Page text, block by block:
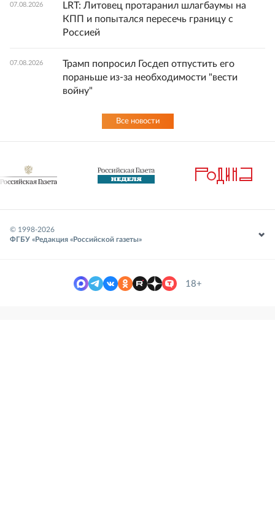
07.08.2026
LRT: Литовец протаранил шлагбаумы на
КПП и попытался пересечь границу с
Россией
07.08.2026
Трамп попросил Госдеп отпустить его
пораньше из-за необходимости "вести
войну"
Все новости
© 1998-2026
ФГБУ «Редакция «Российской газеты»
18+